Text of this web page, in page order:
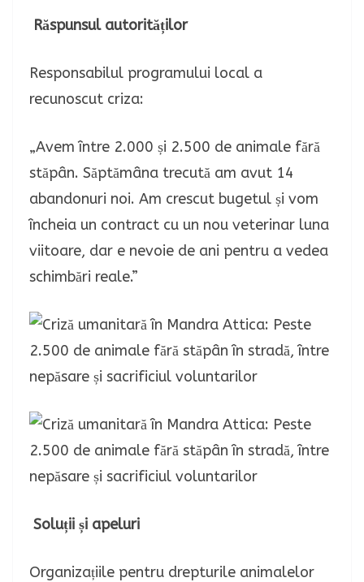
Răspunsul autorităților
Responsabilul programului local a
recunoscut criza:
„Avem între 2.000 și 2.500 de animale fără
stăpân. Săptămâna trecută am avut 14
abandonuri noi. Am crescut bugetul și vom
încheia un contract cu un nou veterinar luna
viitoare, dar e nevoie de ani pentru a vedea
schimbări reale.”
Soluții și apeluri
Organizațiile pentru drepturile animalelor